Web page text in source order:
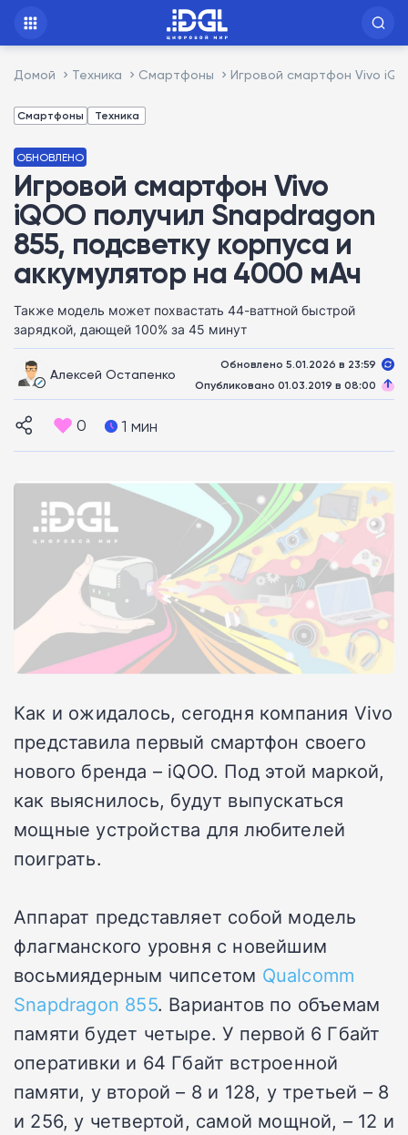
Домой Техника Смартфоны Игровой смартфон Vivo
Смартфоны Техника
ОБНОВЛЕНО
Игровой смартфон Vivo
iQOO получил Snapdragon
855, подсветку корпуса и
аккумулятор на 4000 мАч
Также модель может похвастать 44-ваттной быстрой
зарядкой, дающей 100% за 45 минут
Алексей Остапенко
Обновлено 5.01.2026 в 23:59
Опубликовано 01.03.2019 в 08:00
0 1 мин
Как и ожидалось, сегодня компания Vivo
представила первый смартфон своего
нового бренда – iQOO. Под этой маркой,
как выяснилось, будут выпускаться
мощные устройства для любителей
поиграть.
Аппарат представляет собой модель
флагманского уровня с новейшим
восьмиядерным чипсетом Qualcomm
Snapdragon 855. Вариантов по объемам
памяти будет четыре. У первой 6 Гбайт
оперативки и 64 Гбайт встроенной
памяти, у второй – 8 и 128, у третьей – 8
и 256, у четвертой, самой мощной, – 12 и